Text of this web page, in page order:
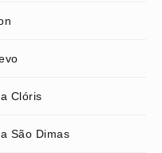
Clóris
São Dimas